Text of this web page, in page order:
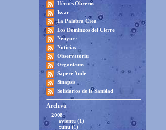
Héroes Obreros
Isvar
La Palabra Crea
Los Domingos del Cierre
Nenyure
Noticias
Observatoriu
Orgonicum
Sapere Aude
Sinapsis
Solidarios de la Sanidad
Archivu
2008
avientu (1)
xunu (1)